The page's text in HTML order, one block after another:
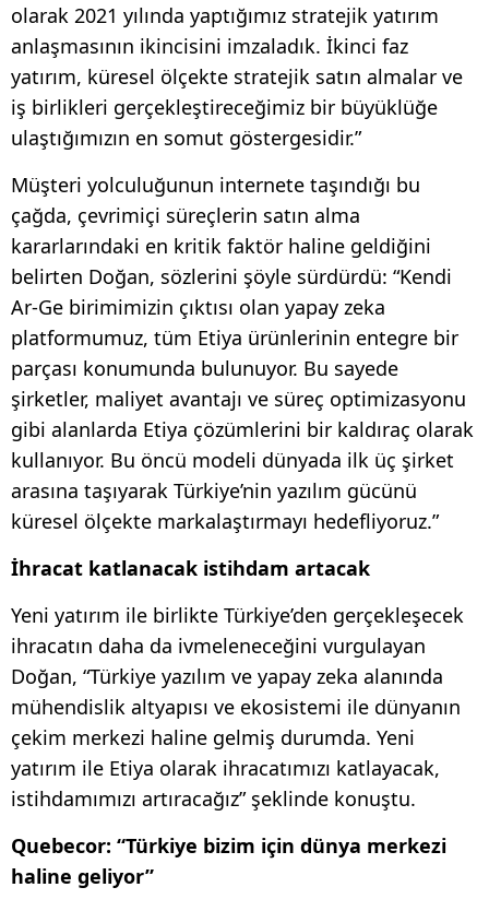
olarak 2021 yılında yaptığımız stratejik yatırım
anlaşmasının ikincisini imzaladık. İkinci faz
yatırım, küresel ölçekte stratejik satın almalar ve
iş birlikleri gerçekleştireceğimiz bir büyüklüğe
ulaştığımızın en somut göstergesidir.”
Müşteri yolculuğunun internete taşındığı bu
çağda, çevrimiçi süreçlerin satın alma
kararlarındaki en kritik faktör haline geldiğini
belirten Doğan, sözlerini şöyle sürdürdü: “Kendi
Ar-Ge birimimizin çıktısı olan yapay zeka
platformumuz, tüm Etiya ürünlerinin entegre bir
parçası konumunda bulunuyor. Bu sayede
şirketler, maliyet avantajı ve süreç optimizasyonu
gibi alanlarda Etiya çözümlerini bir kaldıraç olarak
kullanıyor. Bu öncü modeli dünyada ilk üç şirket
arasına taşıyarak Türkiye’nin yazılım gücünü
küresel ölçekte markalaştırmayı hedefliyoruz.”
İhracat katlanacak istihdam artacak
Yeni yatırım ile birlikte Türkiye’den gerçekleşecek
ihracatın daha da ivmeleneceğini vurgulayan
Doğan, “Türkiye yazılım ve yapay zeka alanında
mühendislik altyapısı ve ekosistemi ile dünyanın
çekim merkezi haline gelmiş durumda. Yeni
yatırım ile Etiya olarak ihracatımızı katlayacak,
istihdamımızı artıracağız” şeklinde konuştu.
Quebecor: “Türkiye bizim için dünya merkezi
haline geliyor”